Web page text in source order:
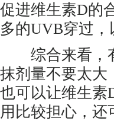
促进维生素D的
多的UVB穿过
综合来看，有
抹剂量不要太大
也可以让维生素
用比较担心，还